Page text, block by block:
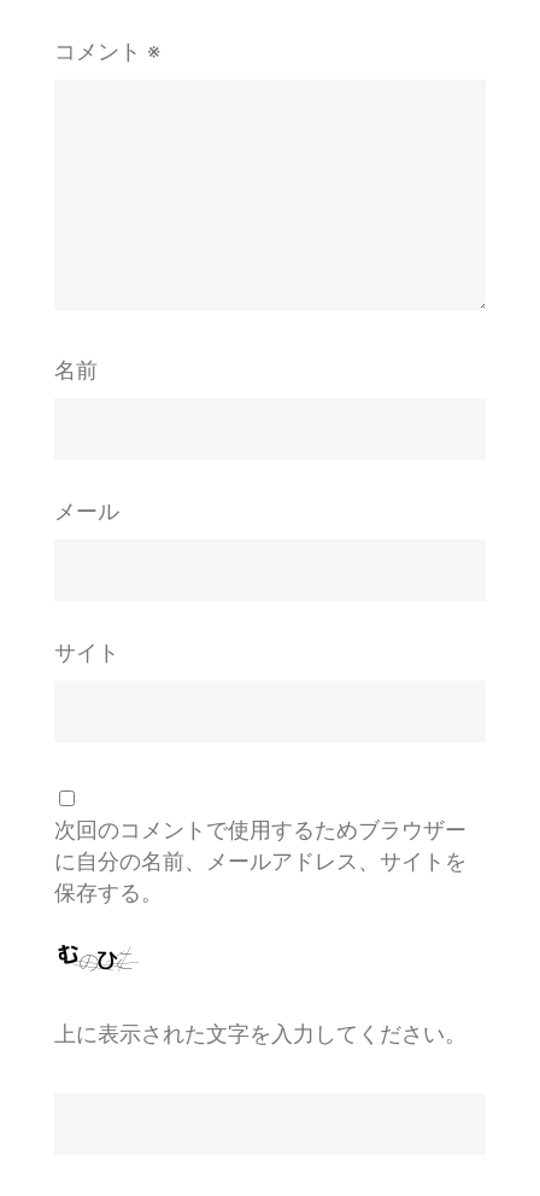
コメント ※
名前
メール
サイト
次回のコメントで使用するためブラウザー
に自分の名前、メールアドレス、サイトを
保存する。
上に表示された文字を入力してください。